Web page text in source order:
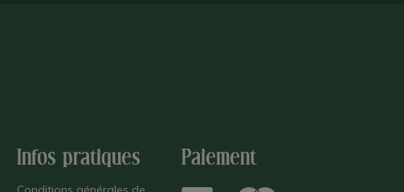
Infos pratiques Paiement